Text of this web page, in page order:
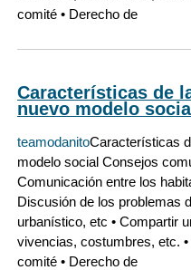
comité • Derecho de
Características de
nuevo modelo social
teamodanitoCaracterísticas
modelo social Consejos
Comunicación entre los
Discusión de los problemas
urbanístico, etc • Compartir
vivencias, costumbres, etc.
comité • Derecho de